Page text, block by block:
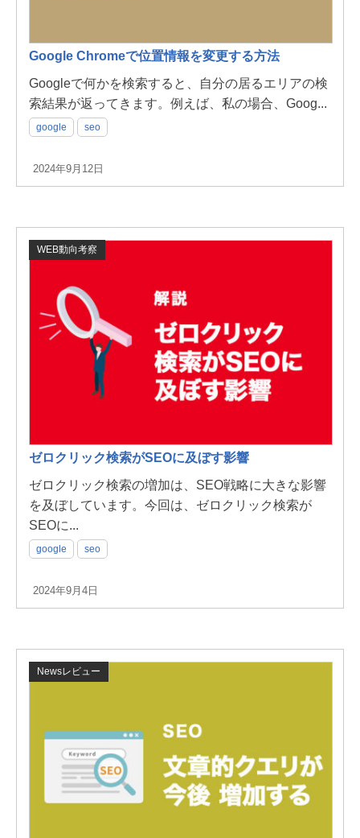
Google Chromeで位置情報を変更する方法
Googleで何かを検索すると、自分の居るエリアの検
索結果が返ってきます。例えば、私の場合、Goog...
google seo
2024年9月12日
WEB動向考察
ゼロクリック検索がSEOに及ぼす影響
ゼロクリック検索の増加は、SEO戦略に大きな影響
を及ぼしています。今回は、ゼロクリック検索が
SEOに...
google seo
2024年9月4日
Newsレビュー